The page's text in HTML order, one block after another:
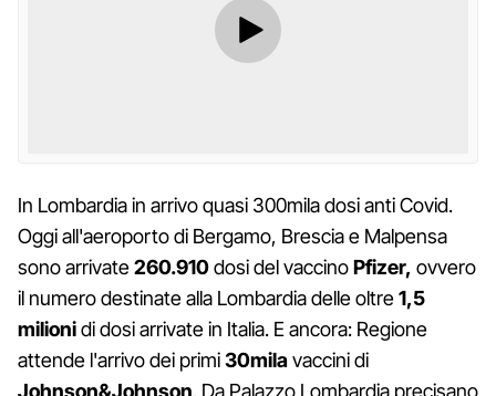
In Lombardia in arrivo quasi 300mila dosi anti Covid.
Oggi all'aeroporto di Bergamo, Brescia e Malpensa
sono arrivate260.910dosi del vaccinoPfizer, ovvero
il numero destinate alla Lombardia delle oltre1,5
milionidi dosi arrivate in Italia. E ancora: Regione
attende l'arrivo dei primi30milavaccini di
Johnson&Johnson. Da Palazzo Lombardia precisano